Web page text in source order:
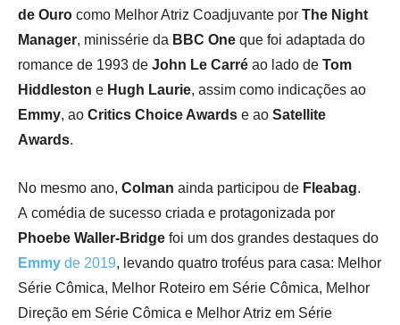
de Ouro como Melhor Atriz Coadjuvante por The Night
Manager, minissérie da BBC One que foi adaptada do
romance de 1993 de John Le Carré ao lado de Tom
Hiddleston e Hugh Laurie, assim como indicações ao
Emmy, ao Critics Choice Awards e ao Satellite
Awards.
No mesmo ano, Colman ainda participou de Fleabag.
A comédia de sucesso criada e protagonizada por
Phoebe Waller-Bridge foi um dos grandes destaques do
Emmy de 2019, levando quatro troféus para casa: Melhor
Série Cômica, Melhor Roteiro em Série Cômica, Melhor
Direção em Série Cômica e Melhor Atriz em Série